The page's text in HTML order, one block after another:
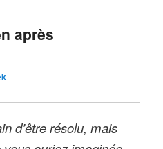
après
d’être résolu, mais